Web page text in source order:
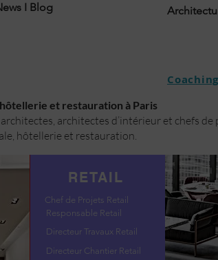
I Blog
et restauration à Paris
architectes d’intérieur et chefs
hôtellerie et restauration.
RETAIL
Chef de Projets Retail
Responsable Retail
Directeur Travaux Retail
Directeur Chantier Retail